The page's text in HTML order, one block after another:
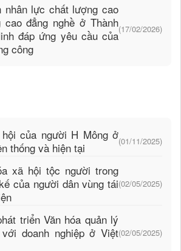
nhân lực chất lượng cao
đẳng nghề ở Thành
đáp ứng yêu cầu của
công
(17/02/2026)
của người H Mông ở
thống và hiện tại
(01/11/2025)
xã hội tộc người trong
của người dân vùng tái(02/05/2025)
triển Văn hóa quản lý
doanh nghiệp ở Việt(02/05/2025)